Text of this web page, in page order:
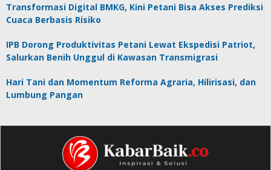
Transformasi Digital BMKG, Kini Petani Bisa Akses Prediksi
Cuaca Berbasis Risiko
IPB Dorong Produktivitas Petani Lewat Ekspedisi Patriot,
Salurkan Benih Unggul di Kawasan Transmigrasi
Hari Tani dan Momentum Reforma Agraria, Hilirisasi, dan
Lumbung Pangan